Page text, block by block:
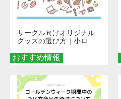
おすすめ情報
サークル向けオリジナル
グッズの選び方｜小ロッ
める秘訣